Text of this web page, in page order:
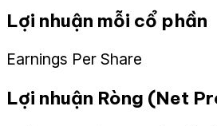
Lợi nhuận mỗi cổ phần
Earnings Per Share
Lợi nhuận Ròng (Net